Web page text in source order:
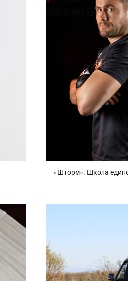
«Шторм». Школа